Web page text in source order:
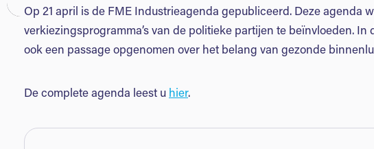
Op 21 april is de FME Industrieagenda gepubliceerd. Deze agenda
verkiezingsprogramma’s van de politieke partijen te beïnvloeden. In
ook een passage opgenomen over het belang van gezonde
De complete agenda leest u hier.